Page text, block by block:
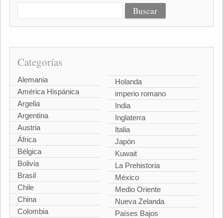
Categorías
Alemania
América Hispánica
Argelia
Argentina
Austria
África
Bélgica
Bolivia
Brasil
Chile
China
Colombia
Holanda
imperio romano
India
Inglaterra
Italia
Japón
Kuwait
La Prehistoria
México
Medio Oriente
Nueva Zelanda
Países Bajos